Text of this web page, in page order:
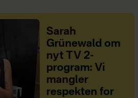
Sarah
Grünewald om
nyt TV 2-
program: Vi
mangler
respekten for